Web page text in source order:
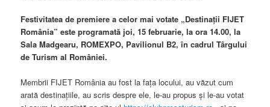
Festivitatea de premiere a celor mai votate „Destinaţii FIJET
România” este programată joi, 15 februarie, la ora 14.00, la
Sala Madgearu, ROMEXPO, Pavilionul B2, în cadrul Târgului
de Turism al României.
Membrii FIJET România au fost la fața locului, au văzut cum
arată destinațiile, au scris despre ele, le-au propus și le-au votat